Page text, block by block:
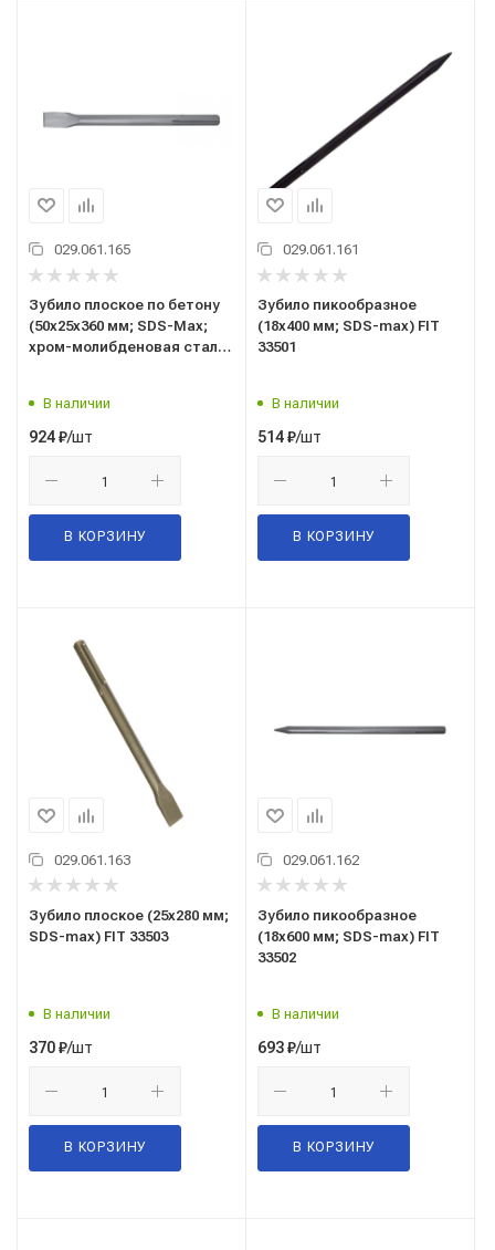
029.061.165
Зубило плоское по бетону
(50x25x360 мм; SDS-Max;
хром-молибденовая сталь)
В наличии
924₽/шт
В КОРЗИНУ
029.061.161
Зубило пикообразное
(18х400 мм; SDS-max) FIT
33501
В наличии
514₽/шт
В КОРЗИНУ
029.061.163
Зубило плоское (25х280 мм;
SDS-max) FIT 33503
В наличии
370₽/шт
В КОРЗИНУ
029.061.162
Зубило пикообразное
(18х600 мм; SDS-max) FIT
33502
В наличии
693₽/шт
В КОРЗИНУ